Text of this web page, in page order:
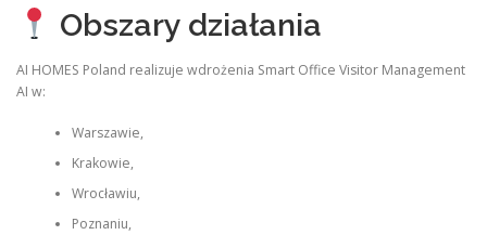
Obszary działania
AI HOMES Poland realizuje wdrożenia Smart Office Visitor Management
AI w:
Warszawie,
Krakowie,
Wrocławiu,
Poznaniu,